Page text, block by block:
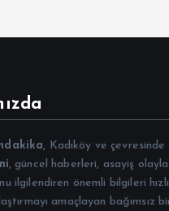
, Kadıköy ve çevresinde
, güncel haberleri, asayiş
ilgilendiren önemli bilgileri
amaçlayan bağımsız